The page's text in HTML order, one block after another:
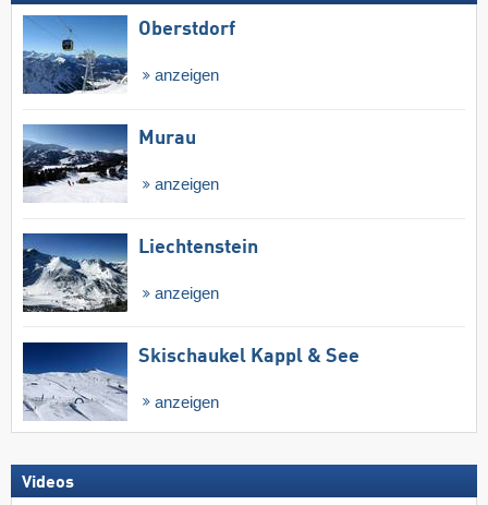
Oberstdorf
anzeigen
Murau
anzeigen
Liechtenstein
anzeigen
Skischaukel Kappl & See
anzeigen
Videos